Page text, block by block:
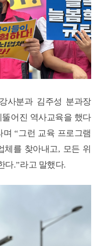
사분과 김주성 분과장
어진 역사교육을 했다
며“그런 교육 프로그램
체를 찾아내고, 모든 위
다.”라고 말했다.